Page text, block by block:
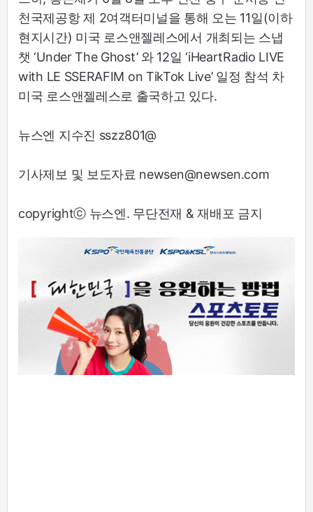
천국제공항 제 2여객터미널을 통해 오는 11일(이하
현지시간) 미국 로스앤젤레스에서 개최되는 스냅
챗 ‘Under The Ghost’ 와 12일 ‘iHeartRadio LIVE
with LE SSERAFIM on TikTok Live’ 일정 참석 차
미국 로스앤젤레스로 출국하고 있다.
뉴스엔 지수진 sszz801@
기사제보 및 보도자료 newsen@newsen.com
copyrightⓒ 뉴스엔. 무단전재 & 재배포 금지